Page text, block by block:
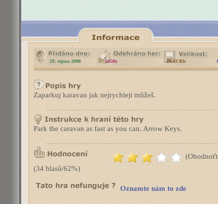
19. srpna 2008 6450x 29.43 Kb
Zaparkuj karavan jak nejrychleji můžeš.
Park the caravan as fast as you can. Arrow Keys.
(34 hlasů/62%)
Oznamte nám to zde